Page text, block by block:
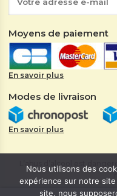
Moyens de paiement
En savoir plus
Modes de livraison
En savoir plus
Mentions légales |
Nous utilisons des
expérience sur notre
site, nous